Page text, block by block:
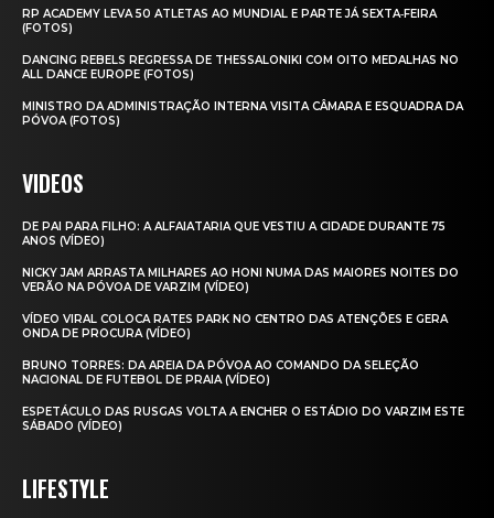
RP ACADEMY LEVA 50 ATLETAS AO MUNDIAL E PARTE JÁ SEXTA‑FEIRA
(FOTOS)
DANCING REBELS REGRESSA DE THESSALONIKI COM OITO MEDALHAS NO
ALL DANCE EUROPE (FOTOS)
MINISTRO DA ADMINISTRAÇÃO INTERNA VISITA CÂMARA E ESQUADRA DA
PÓVOA (FOTOS)
VIDEOS
DE PAI PARA FILHO: A ALFAIATARIA QUE VESTIU A CIDADE DURANTE 75
ANOS (VÍDEO)
NICKY JAM ARRASTA MILHARES AO HONI NUMA DAS MAIORES NOITES DO
VERÃO NA PÓVOA DE VARZIM (VÍDEO)
VÍDEO VIRAL COLOCA RATES PARK NO CENTRO DAS ATENÇÕES E GERA
ONDA DE PROCURA (VÍDEO)
BRUNO TORRES: DA AREIA DA PÓVOA AO COMANDO DA SELEÇÃO
NACIONAL DE FUTEBOL DE PRAIA (VÍDEO)
ESPETÁCULO DAS RUSGAS VOLTA A ENCHER O ESTÁDIO DO VARZIM ESTE
SÁBADO (VÍDEO)
LIFESTYLE